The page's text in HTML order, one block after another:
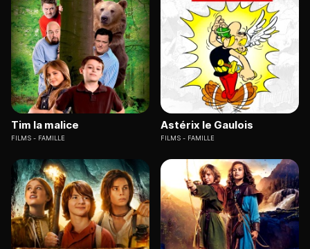
Tim la malice
FILMS FAMILLE
Astérix le Gaulois
FILMS FAMILLE